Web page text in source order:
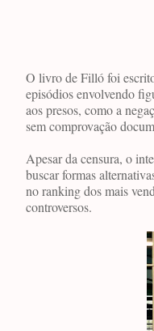
O livro de Filló foi
episódios envolvendo
aos presos, como a
sem comprovação
Apesar da censura, o
buscar formas
no ranking dos mais
controversos.